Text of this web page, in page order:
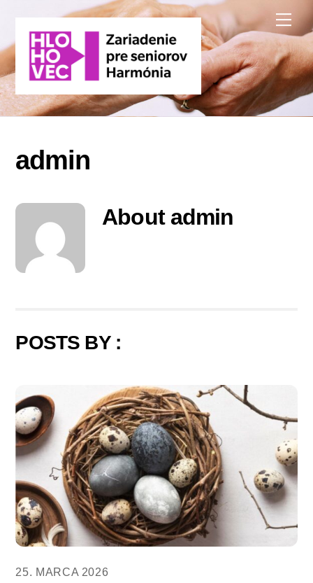
content
admin
About admin
POSTS BY :
25. MARCA 2026